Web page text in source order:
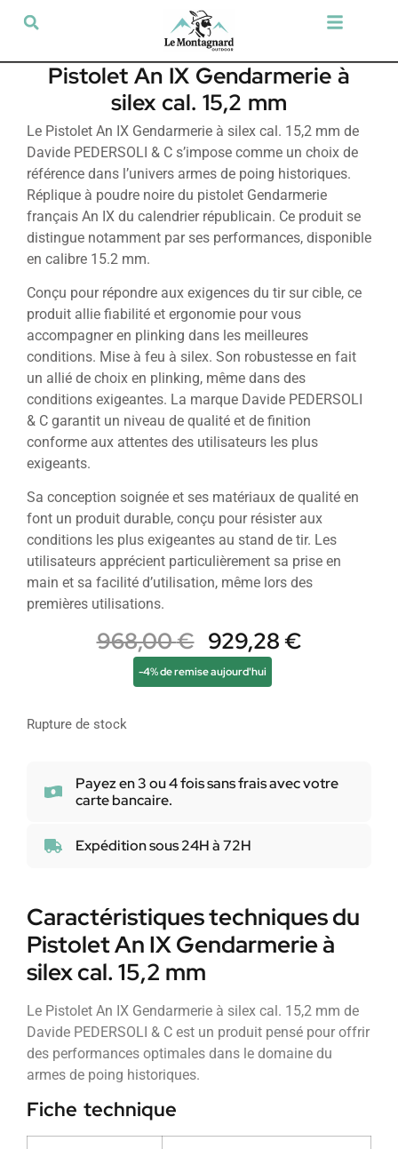
Pistolet An IX Gendarmerie à
silex cal. 15,2 mm
Le Pistolet An IX Gendarmerie à silex cal. 15,2 mm de
Davide PEDERSOLI & C s’impose comme un choix de
référence dans l’univers armes de poing historiques.
Réplique à poudre noire du pistolet Gendarmerie
français An IX du calendrier républicain. Ce produit se
distingue notamment par ses performances, disponible
en calibre 15.2 mm.
Conçu pour répondre aux exigences du tir sur cible, ce
produit allie fiabilité et ergonomie pour vous
accompagner en plinking dans les meilleures
conditions. Mise à feu à silex. Son robustesse en fait
un allié de choix en plinking, même dans des
conditions exigeantes. La marque Davide PEDERSOLI
& C garantit un niveau de qualité et de finition
conforme aux attentes des utilisateurs les plus
exigeants.
Sa conception soignée et ses matériaux de qualité en
font un produit durable, conçu pour résister aux
conditions les plus exigeantes au stand de tir. Les
utilisateurs apprécient particulièrement sa prise en
main et sa facilité d’utilisation, même lors des
premières utilisations.
968,00€ 929,28€
-4% de remise aujourd'hui
Rupture de stock
Payez en 3 ou 4 fois sans frais avec votre
carte bancaire.
Expédition sous 24H à 72H
Caractéristiques techniques du
Pistolet An IX Gendarmerie à
silex cal. 15,2 mm
Le Pistolet An IX Gendarmerie à silex cal. 15,2 mm de
Davide PEDERSOLI & C est un produit pensé pour offrir
des performances optimales dans le domaine du
armes de poing historiques.
Fiche technique